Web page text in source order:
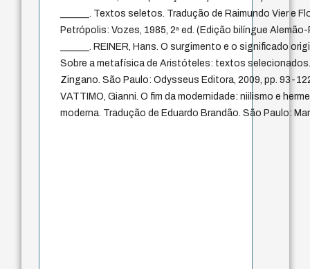
______. Textos seletos. Tradução de Raimundo Vier e
Petrópolis: Vozes, 1985, 2ª ed. (Edição bilíngue
______. REINER, Hans. O surgimento e o significado
Sobre a metafísica de Aristóteles: textos
Zingano. São Paulo: Odysseus Editora, 2009, pp. 93-
VATTIMO, Gianni. O fim da modernidade: niilismo e
moderna. Tradução de Eduardo Brandão. São Paulo: